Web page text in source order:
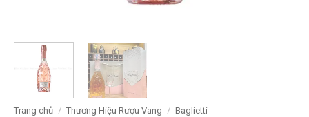
Trang chủ / Thương Hiệu Rượu Vang / Baglietti